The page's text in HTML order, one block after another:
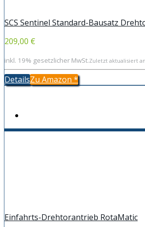
SCS Sentinel Standard-Bausatz
209,00 €
inkl. 19% gesetzlicher MwSt.Zuletzt aktualisiert
DetailsZu Amazon *
Einfahrts-Drehtorantrieb RotaMatic